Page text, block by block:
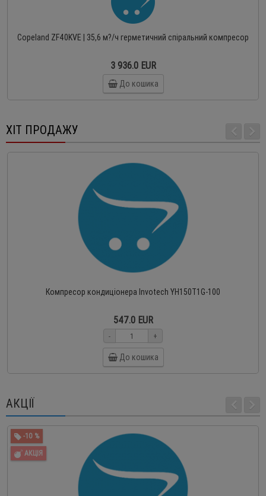
Copeland ZF40KVE | 35,6 м?/ч герметичний спіральний компресор
3 936.0 EUR
До кошика
ХІТ ПРОДАЖУ
Компресор кондиціонера Invotech YH150T1G-100
547.0 EUR
- +
До кошика
АКЦІЇ
-10 %
АКЦІЯ